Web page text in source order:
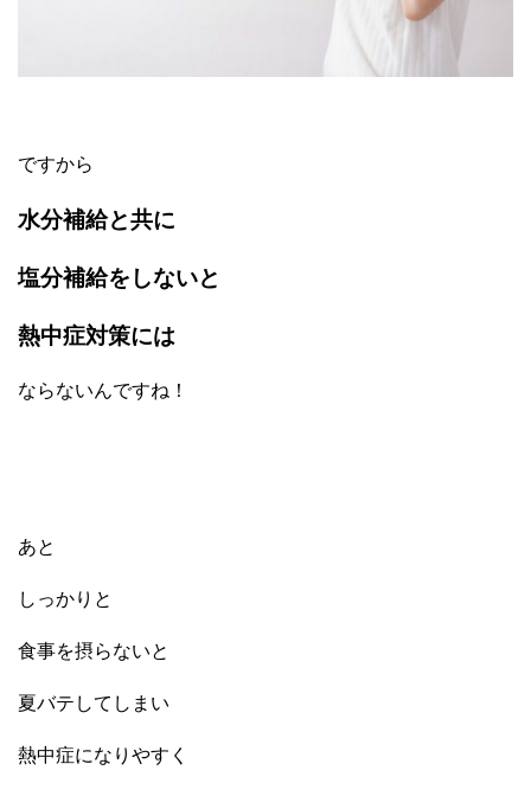
ですから
水分補給と共に
塩分補給をしないと
熱中症対策には
ならないんですね！
あと
しっかりと
食事を摂らないと
夏バテしてしまい
熱中症になりやすく